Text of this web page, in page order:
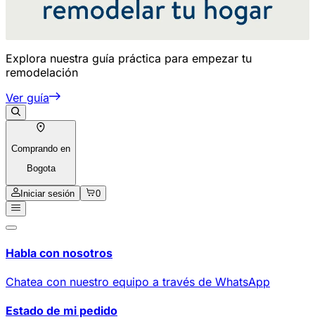
Explora nuestra guía práctica para empezar tu
remodelación
Ver guía
Comprando en
Bogota
Iniciar sesión 0
Habla con nosotros
Chatea con nuestro equipo a través de WhatsApp
Estado de mi pedido